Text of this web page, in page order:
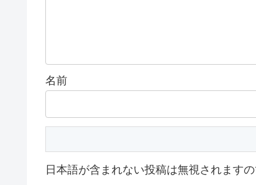
名前
日本語が含まれない投稿は無視されます